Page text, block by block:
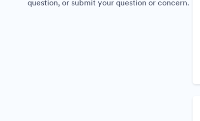
question, or submit your question or concern.